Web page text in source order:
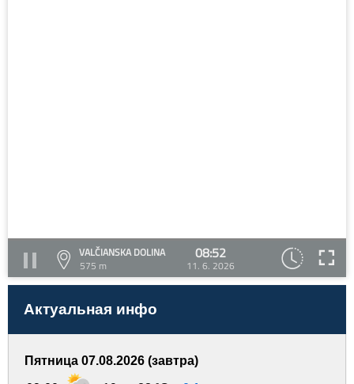
VALČIANSKA DOLINA
575 m
08:52
11. 6. 2026
Актуальная инфо
Пятница 07.08.2026 (завтра)